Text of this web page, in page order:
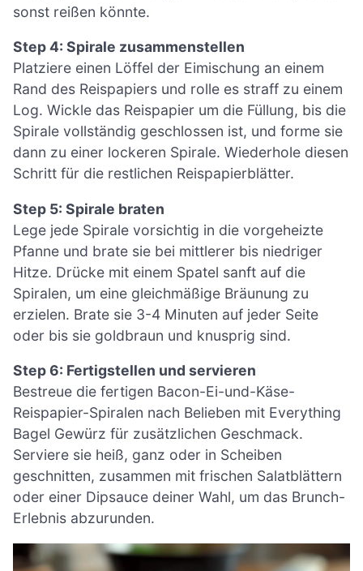
sonst reißen könnte.
Step 4: Spirale zusammenstellen
Platziere einen Löffel der Eimischung an einem
Rand des Reispapiers und rolle es straff zu einem
Log. Wickle das Reispapier um die Füllung, bis die
Spirale vollständig geschlossen ist, und forme sie
dann zu einer lockeren Spirale. Wiederhole diesen
Schritt für die restlichen Reispapierblätter.
Step 5: Spirale braten
Lege jede Spirale vorsichtig in die vorgeheizte
Pfanne und brate sie bei mittlerer bis niedriger
Hitze. Drücke mit einem Spatel sanft auf die
Spiralen, um eine gleichmäßige Bräunung zu
erzielen. Brate sie 3-4 Minuten auf jeder Seite
oder bis sie goldbraun und knusprig sind.
Step 6: Fertigstellen und servieren
Bestreue die fertigen Bacon-Ei-und-Käse-
Reispapier-Spiralen nach Belieben mit Everything
Bagel Gewürz für zusätzlichen Geschmack.
Serviere sie heiß, ganz oder in Scheiben
geschnitten, zusammen mit frischen Salatblättern
oder einer Dipsauce deiner Wahl, um das Brunch-
Erlebnis abzurunden.